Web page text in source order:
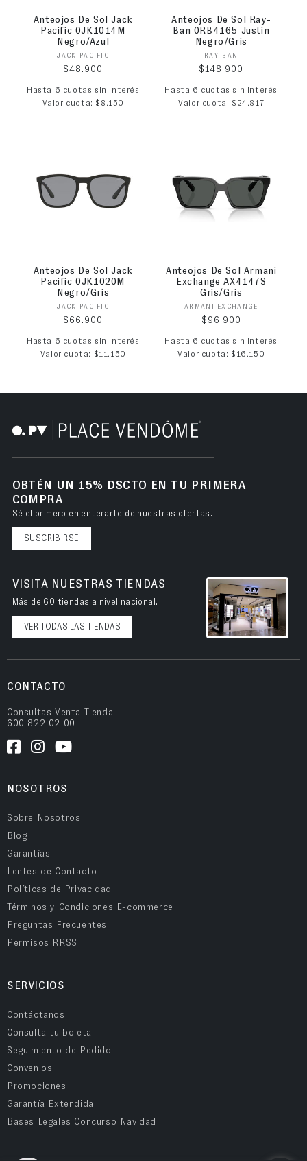
Anteojos De Sol Jack
Pacific 0JK1014M
Negro/Azul
Proveedor:
JACK PACIFIC
Precio habitual
$48.900
Hasta 6 cuotas sin interés
Valor cuota: $8.150
Anteojos De Sol Ray-
Ban 0RB4165 Justin
Negro/Gris
Proveedor:
RAY-BAN
Precio habitual
$148.900
Hasta 6 cuotas sin interés
Valor cuota: $24.817
Anteojos De Sol Jack
Pacific 0JK1020M
Negro/Gris
Proveedor:
JACK PACIFIC
Precio habitual
$66.900
Hasta 6 cuotas sin interés
Valor cuota: $11.150
Anteojos De Sol Armani
Exchange AX4147S
Gris/Gris
Proveedor:
ARMANI EXCHANGE
Precio habitual
$96.900
Hasta 6 cuotas sin interés
Valor cuota: $16.150
OBTÉN UN 15% DSCTO EN TU PRIMERA
COMPRA
Sé el primero en enterarte de nuestras ofertas.
SUSCRIBIRSE
VISITA NUESTRAS TIENDAS
Más de 60 tiendas a nivel nacional.
VER TODAS LAS TIENDAS
CONTACTO
Consultas Venta Tienda:
600 822 02 00
NOSOTROS
Sobre Nosotros
Blog
Garantías
Lentes de Contacto
Políticas de Privacidad
Términos y Condiciones E-commerce
Preguntas Frecuentes
Permisos RRSS
SERVICIOS
Contáctanos
Consulta tu boleta
Seguimiento de Pedido
Convenios
Promociones
Garantía Extendida
Bases Legales Concurso Navidad